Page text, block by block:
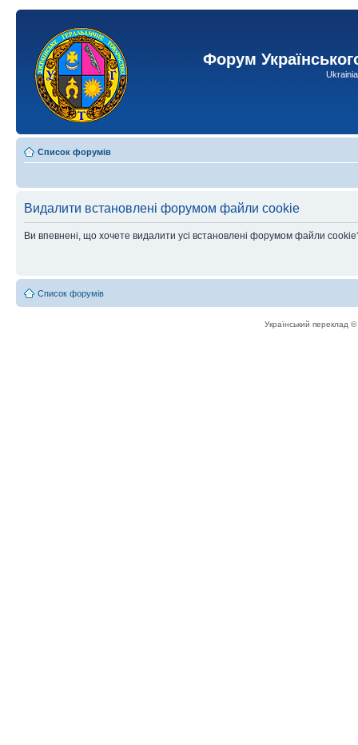
Форум
Список форумів
Видалити встановлені форумом файли cookie
Ви впевнені, що хочете видалити усі встановлені форумом файли
Список форумів
Український переклад